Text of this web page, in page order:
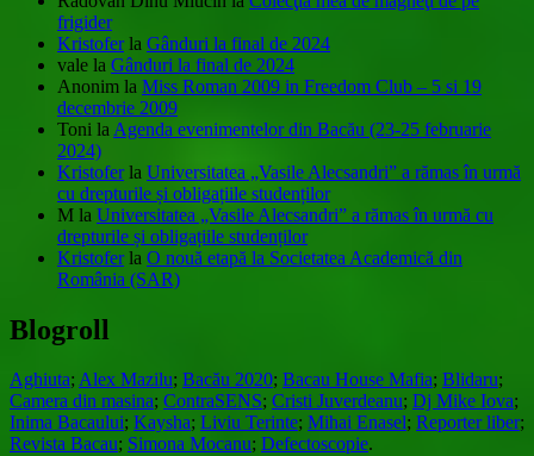
frigider
Kristoferla Gânduri la final de 2024
vale la Gânduri la final de 2024
Anonim la Miss Roman 2009 in Freedom Club – 5 si 19
decembrie 2009
Toni la Agenda evenimentelor din Bacău (23-25 februarie
2024)
Kristoferla Universitatea „Vasile Alecsandri” a rămas în urmă
cu drepturile și obligațiile studenților
M la Universitatea „Vasile Alecsandri” a rămas în urmă cu
drepturile și obligațiile studenților
Kristoferla O nouă etapă la Societatea Academică din
România (SAR)
Blogroll
Aghiuta; Alex Mazilu; Bacău 2020; Bacau House Mafia; Blidaru;
Camera din masina; ContraSENS; Cristi Juverdeanu; Dj Mike Iova;
Inima Bacaului; Kaysha; Liviu Terinte; Mihai Enasel; Reporter liber;
Revista Bacau; Simona Mocanu; Defectoscopie.